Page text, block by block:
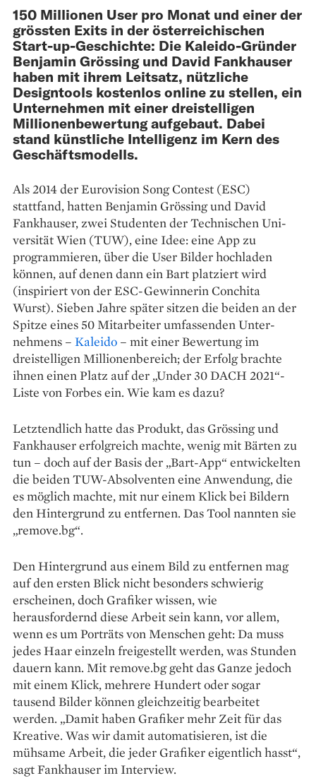
150 Millionen User pro Monat und einer der
grössten Exits in der österreichischen
Start-up-Geschichte: Die Kaleido-Gründer
Benjamin Grössing und David Fankhauser
haben mit ihrem Leitsatz, nützliche
Designtools kostenlos online zu stellen, ein
Unternehmen mit einer dreistelligen
Millionenbewertung aufgebaut. Dabei
stand künstliche Intelligenz im Kern des
Geschäftsmodells.
Als 2014 der Eurovision Song Contest (ESC)
stattfand, hatten Benjamin Grössing und David
Fankhauser, zwei Studenten der Technischen Uni­
versität Wien (TUW), eine Idee: eine App zu
programmieren, über die User Bilder hochladen
können, auf denen dann ein Bart platziert wird
(inspiriert von der ESC-Gewinnerin Conchita
Wurst). Sieben Jahre später sitzen die beiden an der
Spitze eines 50 Mitarbeiter umfassenden Unter­
nehmens – Kaleido – mit einer Bewertung im
dreistelligen Mil­lionenbereich; der Erfolg brachte
ihnen einen Platz auf der „Under 30 DACH 2021“-
Liste von Forbes ein. Wie kam es dazu?
Letztendlich hatte das Pro­dukt, das Grössing und
Fankhau­ser erfolgreich machte, wenig mit Bärten zu
tun – doch auf der Basis der „Bart-App“ entwickelten
die beiden TUW-Absolventen eine Anwendung, die
es möglich machte, mit nur einem Klick bei Bildern
den Hintergrund zu entfernen. Das Tool nannten sie
„remove.bg“.
Den Hintergrund aus einem Bild zu entfernen mag
auf den ersten Blick nicht besonders schwierig
erscheinen, doch Grafiker wissen, wie
herausfordernd diese Arbeit sein kann, vor allem,
wenn es um Porträts von Menschen geht: Da muss
jedes Haar einzeln freigestellt werden, was Stunden
dauern kann. Mit remove.bg geht das Ganze jedoch
mit einem Klick, mehrere Hundert oder sogar
tausend Bilder können gleichzeitig bearbeitet
werden. „Damit haben Grafiker mehr Zeit für das
Kreative. Was wir damit automatisieren, ist die
mühsame Arbeit, die jeder Grafiker eigentlich hasst“,
sagt Fankhauser im Interview.